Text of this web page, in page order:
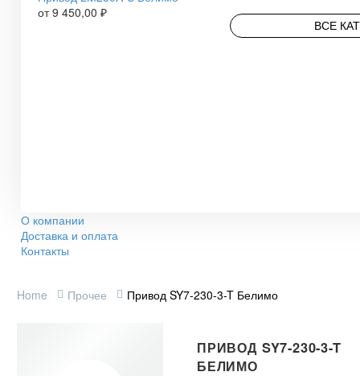
от9 450,00 ₽
ВСЕ
О компании
Доставка и оплата
Контакты
Home Прочее Привод SY7-230-3-T Белимо
ПРИВОД SY7-230-3-T
БЕЛИМО